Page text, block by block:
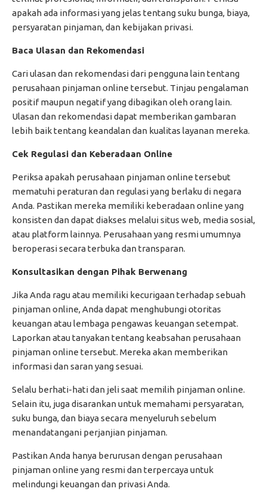
apakah ada informasi yang jelas tentang suku bunga, biaya,
persyaratan pinjaman, dan kebijakan privasi.
Baca Ulasan dan Rekomendasi
Cari ulasan dan rekomendasi dari pengguna lain tentang
perusahaan pinjaman online tersebut. Tinjau pengalaman
positif maupun negatif yang dibagikan oleh orang lain.
Ulasan dan rekomendasi dapat memberikan gambaran
lebih baik tentang keandalan dan kualitas layanan mereka.
Cek Regulasi dan Keberadaan Online
Periksa apakah perusahaan pinjaman online tersebut
mematuhi peraturan dan regulasi yang berlaku di negara
Anda. Pastikan mereka memiliki keberadaan online yang
konsisten dan dapat diakses melalui situs web, media sosial,
atau platform lainnya. Perusahaan yang resmi umumnya
beroperasi secara terbuka dan transparan.
Konsultasikan dengan Pihak Berwenang
Jika Anda ragu atau memiliki kecurigaan terhadap sebuah
pinjaman online, Anda dapat menghubungi otoritas
keuangan atau lembaga pengawas keuangan setempat.
Laporkan atau tanyakan tentang keabsahan perusahaan
pinjaman online tersebut. Mereka akan memberikan
informasi dan saran yang sesuai.
Selalu berhati-hati dan jeli saat memilih pinjaman online.
Selain itu, juga disarankan untuk memahami persyaratan,
suku bunga, dan biaya secara menyeluruh sebelum
menandatangani perjanjian pinjaman.
Pastikan Anda hanya berurusan dengan perusahaan
pinjaman online yang resmi dan terpercaya untuk
melindungi keuangan dan privasi Anda.